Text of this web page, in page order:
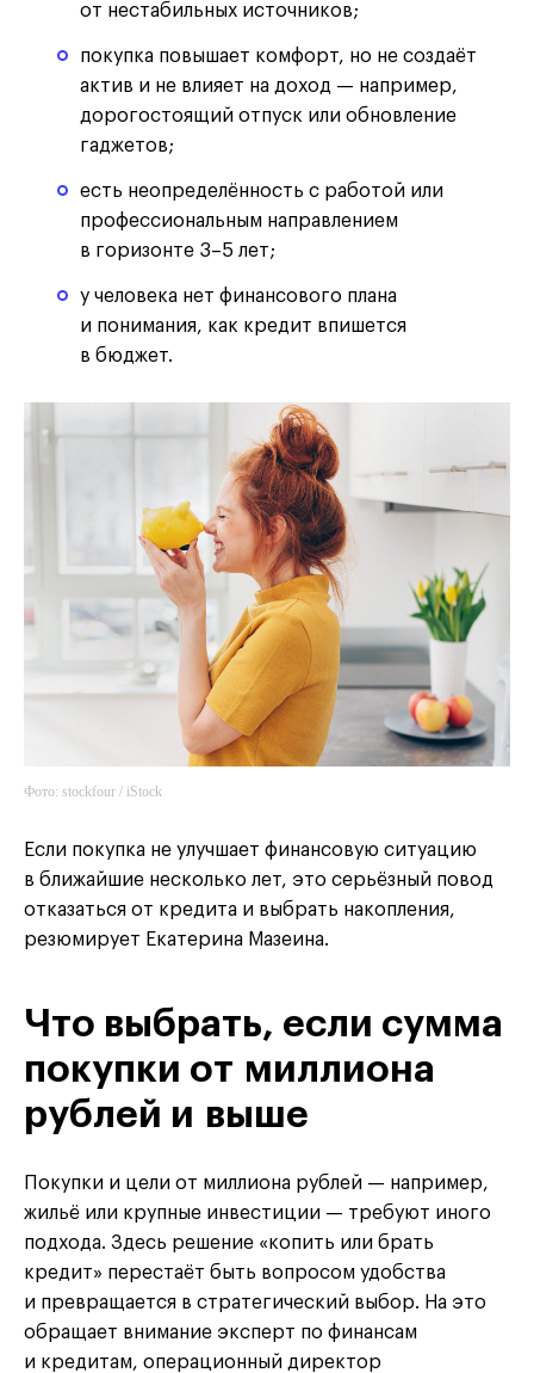
от нестабильных источников;
покупка повышает комфорт, но не создаёт
актив и не влияет на доход — например,
дорогостоящий отпуск или обновление
гаджетов;
есть неопределённость с работой или
профессиональным направлением
в горизонте 3–5 лет;
у человека нет финансового плана
и понимания, как кредит впишется
в бюджет.
Фото: stockfour / iStock
Если покупка не улучшает финансовую ситуацию
в ближайшие несколько лет, это серьёзный повод
отказаться от кредита и выбрать накопления,
резюмирует Екатерина Мазеина.
Что выбрать, если сумма
покупки от миллиона
рублей и выше
Покупки и цели от миллиона рублей — например,
жильё или крупные инвестиции — требуют иного
подхода. Здесь решение «копить или брать
кредит» перестаёт быть вопросом удобства
и превращается в стратегический выбор. На это
обращает внимание эксперт по финансам
и кредитам, операционный директор